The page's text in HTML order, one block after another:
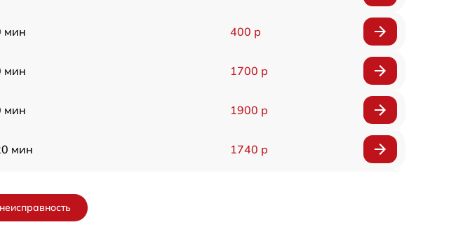
мин 400 р
мин 1700 р
мин 1900 р
мин 1740 р